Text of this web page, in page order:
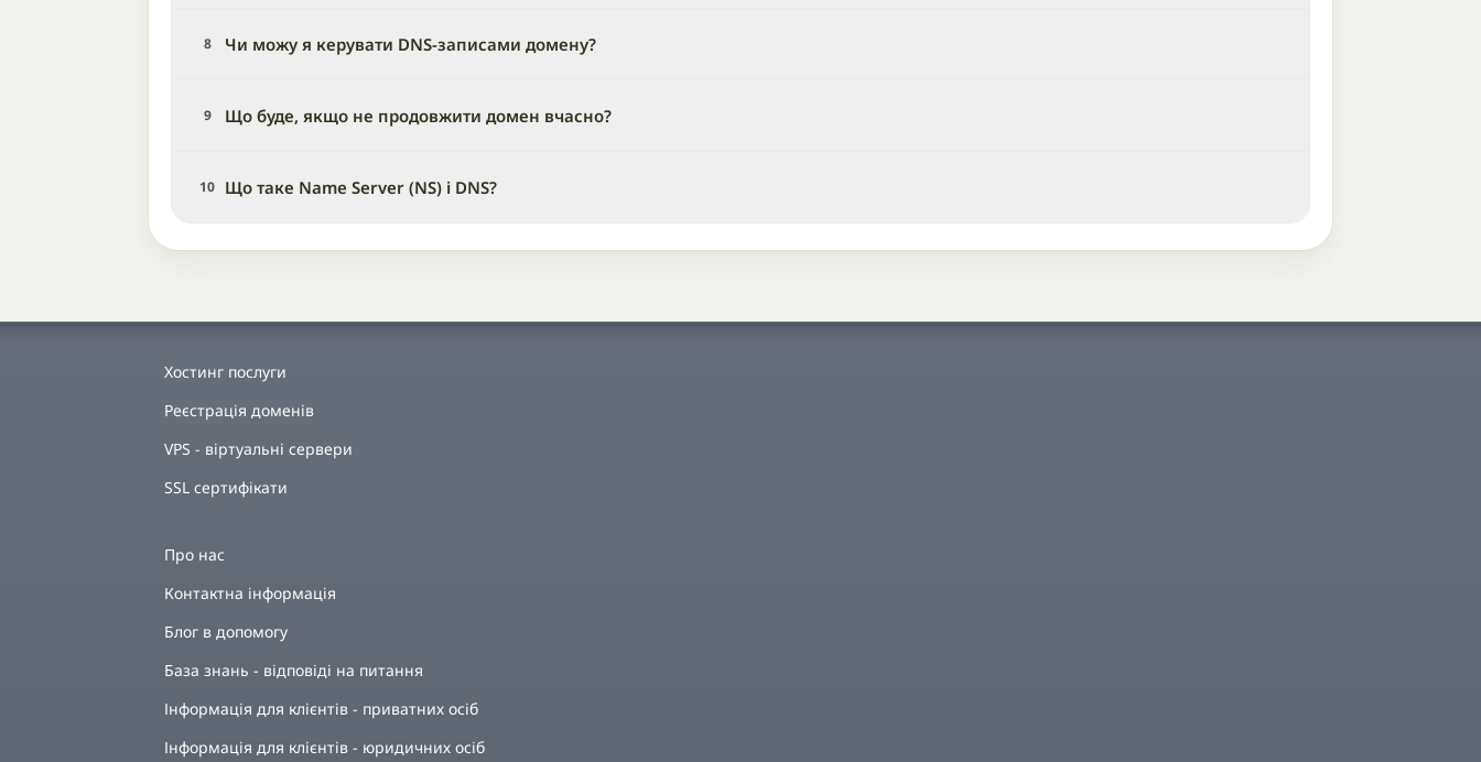
8 Чи можу я керувати DNS-записами домену?
9 Що буде, якщо не продовжити домен вчасно?
10 Що таке Name Server (NS) і DNS?
Хостинг послуги
Реєстрація доменів
VPS - віртуальні сервери
SSL сертифікати
Про нас
Контактна інформація
Блог в допомогу
База знань - відповіді на питання
Інформація для клієнтів - приватних осіб
Інформація для клієнтів - юридичних осіб